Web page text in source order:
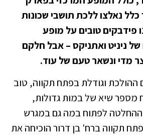
נאלצו ללכת תושבי שכונות
פידבקים טובים על מופע
של ניניט ואתניקס – אבל חלקם
מדי ונשאר טעם של עוד.
ההולכת וגודלת בפתח תקווה, טוב
מספר שיא של במות גדולות,
ההחלטה לפתוח במה גם במגרש
תקווה ברח' בן דרור הוכיחה את